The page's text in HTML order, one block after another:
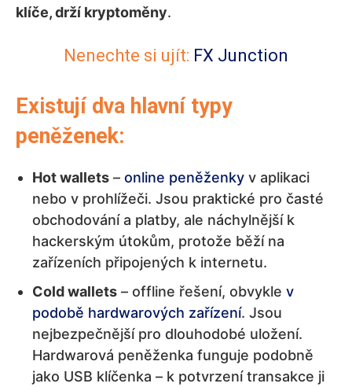
klíče, drží kryptoměny.
Nenechte si ujít: FX Junction
Existují dva hlavní typy
peněženek:
Hot wallets – online peněženky v aplikaci
nebo v prohlížeči. Jsou praktické pro časté
obchodování a platby, ale náchylnější k
hackerským útokům, protože běží na
zařízeních připojených k internetu.
Cold wallets – offline řešení, obvykle v
podobě hardwarových zařízení. Jsou
nejbezpečnější pro dlouhodobé uložení.
Hardwarová peněženka funguje podobně
jako USB klíčenka – k potvrzení transakce ji